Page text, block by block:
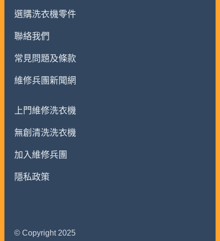
選購洗衣機零件
聯絡我們
常見問題及條款
維修兵團新聞網
上門維修洗衣機
無創清洗洗衣機
加入維修兵團
隱私政策
© Copyright 2025